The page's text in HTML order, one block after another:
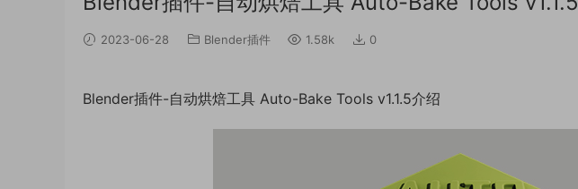
2023-06-28 Blender插件 1.58k 0
Blender插件-自动烘焙工具 Auto-Bake Tools v1.1.5介绍